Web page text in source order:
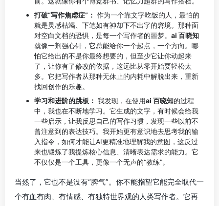
打破“写作焦虑症”： 作为一个靠文字吃饭的人，最怕的
就是灵感枯竭、下笔如有神却下不出字的窘境。那种面
对空白文档的恐惧，是每一个写作者的噩梦。 ai 百晓知
就像一剂强心针，它总能给你一个起点，一个方向。哪
怕它给出的不是你最终想要的，但至少它让你动起来
了，让你有了修改的依据，这远比从零开始要轻松太
多。它把写作者从那种无休止的内耗中解脱出来，重新
找回创作的乐趣。
学习和进阶的跳板： 我发现，在使用ai 百晓知的过程
中，我也在不断地学习。它生成的文字，有时候会给我
一些启示，让我反思自己的写作习惯，发现一些以前不
曾注意到的表达技巧。我开始更有意识地去思考我的输
入指令，如何才能让AI更精准地理解我的意图，这反过
来也锻炼了我提炼核心信息、清晰表达需求的能力。它
不仅仅是一个工具，更像一个无声的“教练”。
当然了，它也不是没有“脾气”。你不能指望它能完全取代一
个有血有肉、有情感、有独特世界观的人类写作者。它再